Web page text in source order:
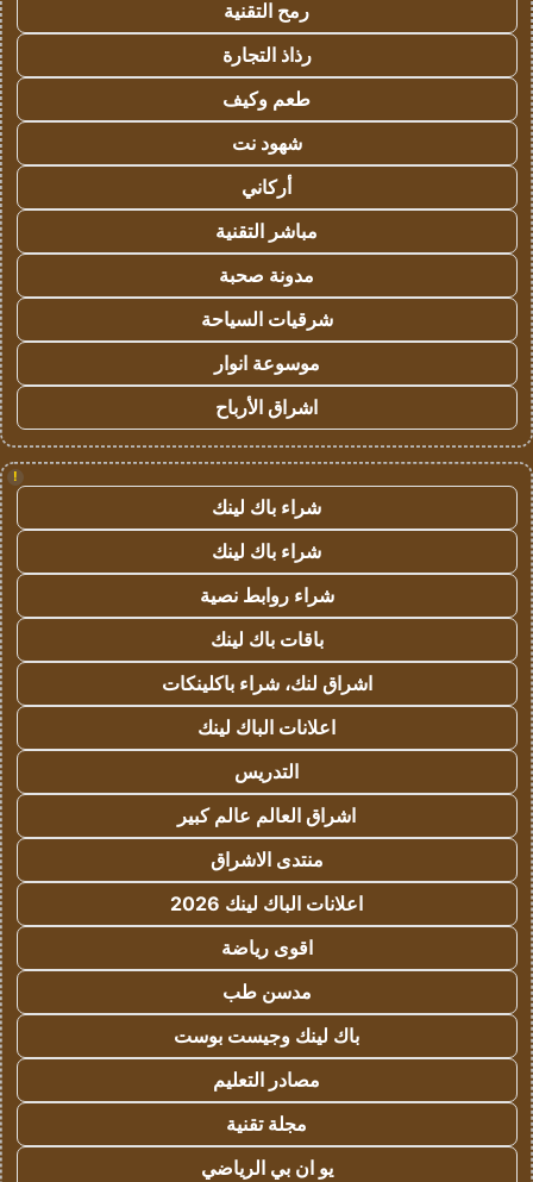
رمح التقنية
رذاذ التجارة
طعم وكيف
شهود نت
أركاني
مباشر التقنية
مدونة صحبة
شرقيات السياحة
موسوعة انوار
اشراق الأرباح
!
شراء باك لينك
شراء باك لينك
شراء روابط نصية
باقات باك لينك
اشراق لنك، شراء باكلينكات
اعلانات الباك لينك
التدريس
اشراق العالم عالم كبير
منتدى الاشراق
اعلانات الباك لينك 2026
اقوى رياضة
مدسن طب
باك لينك وجيست بوست
مصادر التعليم
مجلة تقنية
يو ان بي الرياضي